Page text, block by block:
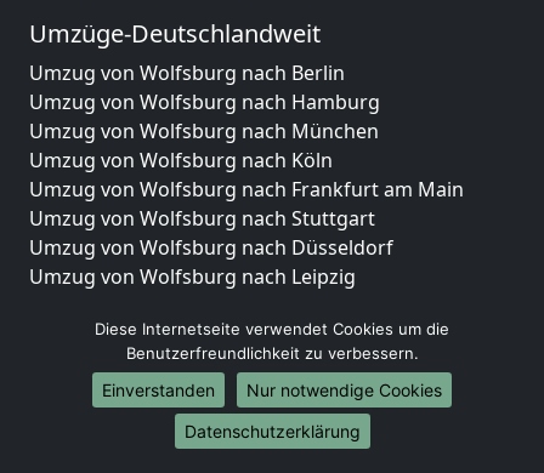
Umzüge-Deutschlandweit
Umzug von Wolfsburg nach Berlin
Umzug von Wolfsburg nach Hamburg
Umzug von Wolfsburg nach München
Umzug von Wolfsburg nach Köln
Umzug von Wolfsburg nach Frankfurt am Main
Umzug von Wolfsburg nach Stuttgart
Umzug von Wolfsburg nach Düsseldorf
Umzug von Wolfsburg nach Leipzig
Umzug von Wolfsburg nach Essen
Umzug von Wolfsburg nach Bremen
Umzug von Wolfsburg nach Dresden
Umzug von Wolfsburg nach Hannover
Umzug von Wolfsburg nach Nürnberg
Diese Internetseite verwendet Cookies um die
Benutzerfreundlichkeit zu verbessern.
Einverstanden
Nur notwendige Cookies
Datenschutzerklärung